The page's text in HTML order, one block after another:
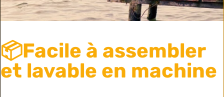
📦Facile à assembler
et lavable en machine